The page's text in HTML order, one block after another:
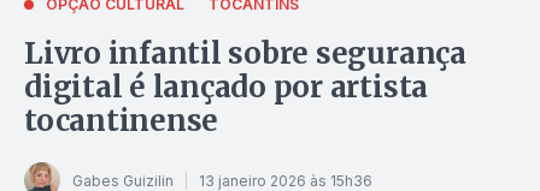
OPÇÃO CULTURAL TOCANTINS
Livro infantil sobre segurança
digital é lançado por artista
tocantinense
Gabes Guizilin 13 janeiro 2026 às 15h36